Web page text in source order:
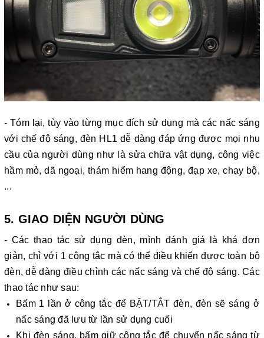
- Tóm lại, tùy vào từng mục đích sử dụng mà các nấc sáng
với chế độ sáng, đèn HL1 dễ dàng đáp ứng được mọi nhu
cầu của người dùng như là sửa chữa vật dụng, công việc
hầm mỏ, dã ngoại, thám hiểm hang động, đạp xe, chạy bộ,
...
5. GIAO DIỆN NGƯỜI DÙNG
- Các thao tác sử dụng đèn, mình đánh giá là khá đơn
giản, chỉ với 1 công tắc mà có thể điều khiển được toàn bộ
đèn, dễ dàng điều chỉnh các nấc sáng và chế độ sáng. Các
thao tác như sau:
Bấm 1 lần ở công tắc để BẬT/TẮT đèn, đèn sẽ sáng ở
nấc sáng đã lưu từ lần sử dụng cuối
Khi đèn sáng, bấm giữ công tắc để chuyển nấc sáng từ